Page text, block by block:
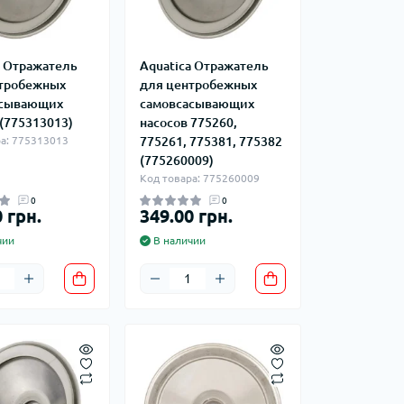
Курвіметри
тиску
для СТО
устройства
Отражатель
775313013
0
грн.
Aquatica Отражатель
для центробежных
самовсасывающих
насосов 775260,
775261, 775381, 775382
(775260009)
Код товара: 775260009
0
349.00 грн.
В наличии